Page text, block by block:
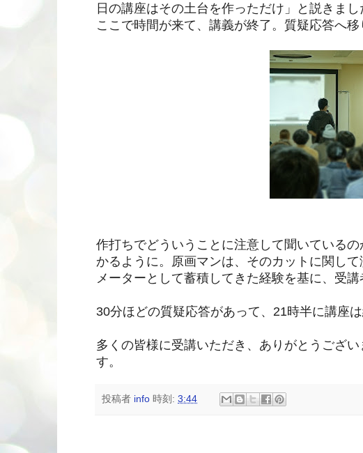
日の講座はその土台を作っただけ」と説きまし
ここで時間が来て、講義が終了。質疑応答へ移
作打ちでどういうことに注意して聞いている
かるように。原画マンは、そのカットに関し
メーターとして蓄積してきた経験を基に、受
30分ほどの質疑応答があって、21時半に講座は
多くの皆様に受講いただき、ありがとうござ
す。
投稿者 info 時刻: 3:44